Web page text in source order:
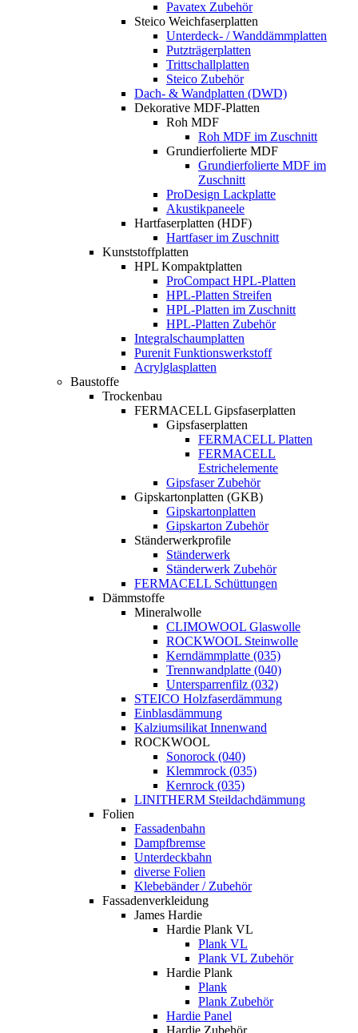
Pavatex Zubehör
Steico Weichfaserplatten
Unterdeck- / Wanddämmplatten
Putzträgerplatten
Trittschallplatten
Steico Zubehör
Dach- & Wandplatten (DWD)
Dekorative MDF-Platten
Roh MDF
Roh MDF im Zuschnitt
Grundierfolierte MDF
Grundierfolierte MDF im
Zuschnitt
ProDesign Lackplatte
Akustikpaneele
Hartfaserplatten (HDF)
Hartfaser im Zuschnitt
Kunststoffplatten
HPL Kompaktplatten
ProCompact HPL-Platten
HPL-Platten Streifen
HPL-Platten im Zuschnitt
HPL-Platten Zubehör
Integralschaumplatten
Purenit Funktionswerkstoff
Acrylglasplatten
Baustoffe
Trockenbau
FERMACELL Gipsfaserplatten
Gipsfaserplatten
FERMACELL Platten
FERMACELL
Estrichelemente
Gipsfaser Zubehör
Gipskartonplatten (GKB)
Gipskartonplatten
Gipskarton Zubehör
Ständerwerkprofile
Ständerwerk
Ständerwerk Zubehör
FERMACELL Schüttungen
Dämmstoffe
Mineralwolle
CLIMOWOOL Glaswolle
ROCKWOOL Steinwolle
Kerndämmplatte (035)
Trennwandplatte (040)
Untersparrenfilz (032)
STEICO Holzfaserdämmung
Einblasdämmung
Kalziumsilikat Innenwand
ROCKWOOL
Sonorock (040)
Klemmrock (035)
Kernrock (035)
LINITHERM Steildachdämmung
Folien
Fassadenbahn
Dampfbremse
Unterdeckbahn
diverse Folien
Klebebänder / Zubehör
Fassadenverkleidung
James Hardie
Hardie Plank VL
Plank VL
Plank VL Zubehör
Hardie Plank
Plank
Plank Zubehör
Hardie Panel
Hardie Zubehör